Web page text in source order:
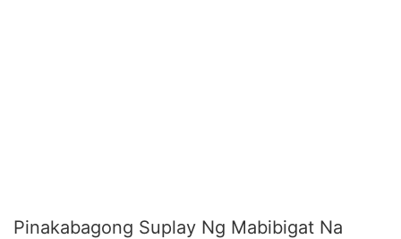
Pinakabagong Suplay Ng Mabibigat Na